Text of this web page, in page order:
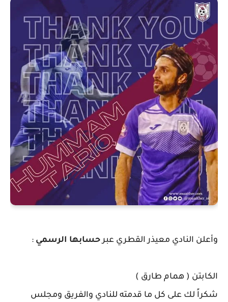
وأعلن النادي معيذر القطري عبرحسابها الرسمي :
الكابتن ( همام طارق )
شكراً لك على كل ما قدمته للنادي والفريق ومجلس